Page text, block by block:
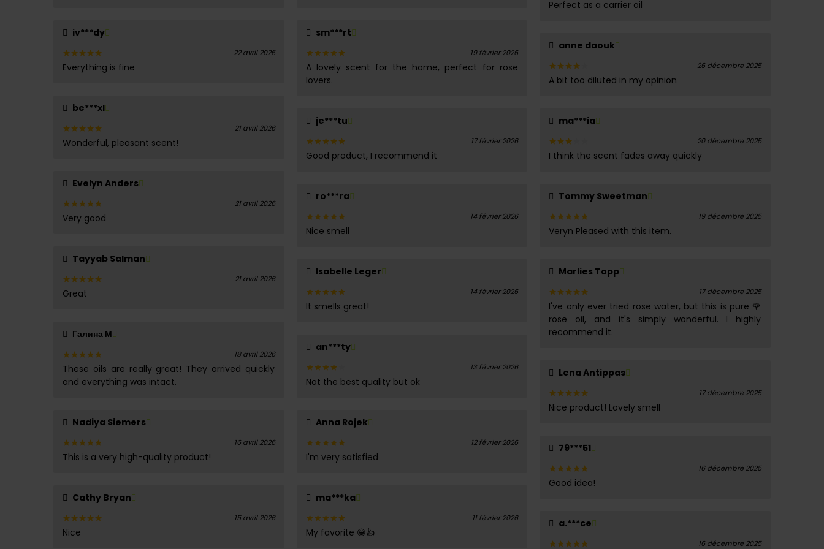
iv***dy
Note5
22 avril 2026
Everything is fine
be***xl
Note5
21 avril 2026
Wonderful, pleasant scent!
Evelyn Anders
Note5
21 avril 2026
Very good
Tayyab Salman
Note
21 avril 2026
Great
Галина М
Note5
sur 5
18 avril 2026
These oils are really great! They arrived quickly
and everything was intact.
Nadiya Siemers
Note5
16 avril 2026
This is a very high-quality product!
Cathy Bryan
Note
15 avril 2026
Nice
sm***rt
Note5
sur 5
19 février 2026
A lovely scent for the home, perfect for rose
lovers.
je***tu
Note 5
17 février 2026
Good product, I recommend it
ro***ra
Note5
14 février 2026
Nice smell
Isabelle Leger
Note5
14 février 2026
It smells great!
an***ty
Note4
13 février 2026
Not the best quality but ok
Anna Rojek
Note5
12 février 2026
I'm very satisfied
ma***ka
Note5
11 février 2026
My favorite 😁👍
Note5
Perfect as a carrier oil
anne daouk
Note4
26 décembre 2025
A bit too diluted in my opinion
ma***ia
Note
20 décembre 2025
I think the scent fades away quickly
Tommy Sweetman
Note 5
19 décembre 2025
Veryn Pleased with this item.
Marlies Topp
Note5
17 décembre 2025
I've only ever tried rose water, but this is pure 🌹
rose oil, and it's simply wonderful. I highly
recommend it.
Lena Antippas
Note5
17 décembre 2025
Nice product! Lovely smell
79***51
Note 5
16 décembre 2025
Good idea!
a.***ce
16 décembre 2025